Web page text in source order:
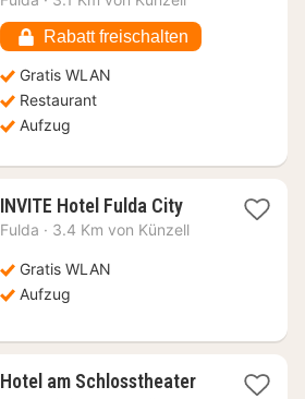
102,62
€
Rabatt freischalten
Gratis WLAN
Restaurant
Aufzug
INVITE Hotel Fulda City1
Nacht
Fulda · 3.4 Km von Künzell
Gratis WLAN
Aufzug
Hotel am Schlosstheater1